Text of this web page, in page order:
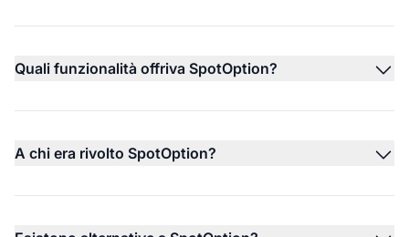
Quali funzionalità offriva SpotOption?
A chi era rivolto SpotOption?